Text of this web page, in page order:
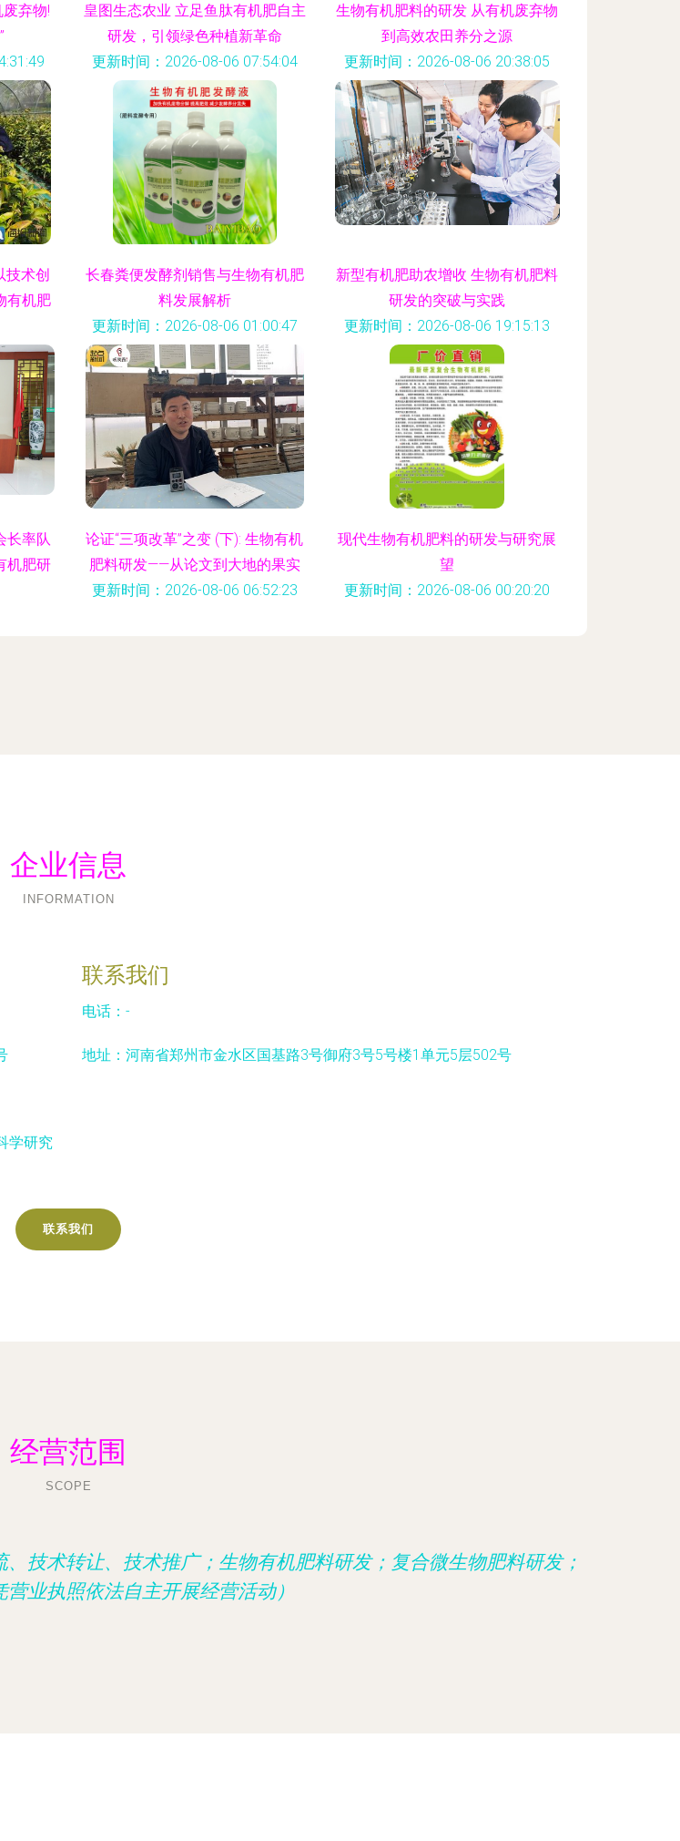
弃物!
皇图生态农业 立足鱼肽有机肥自主
研发，引领绿色种植新革命
更新时间：2026-08-06 07:54:04
生物有机肥料的研发 从有机废弃物
到高效农田养分之源
更新时间：2026-08-06 20:38:05
技术创
有机肥
长春粪便发酵剂销售与生物有机肥
料发展解析
更新时间：2026-08-06 01:00:47
新型有机肥助农增收 生物有机肥料
研发的突破与实践
更新时间：2026-08-06 19:15:13
长率队
机肥研
论证“三项改革”之变 (下): 生物有机
肥料研发——从论文到大地的果实
更新时间：2026-08-06 06:52:23
现代生物有机肥料的研发与研究展
望
更新时间：2026-08-06 00:20:20
企业信息
INFORMATION
学研究
联系我们
电话：-
地址：河南省郑州市金水区国基路3号御府3号5号楼1单元5层502号
联系我们
经营范围
SCOPE
技术转让、技术推广；生物有机肥料研发；复合微生物肥料研发；
业执照依法自主开展经营活动）